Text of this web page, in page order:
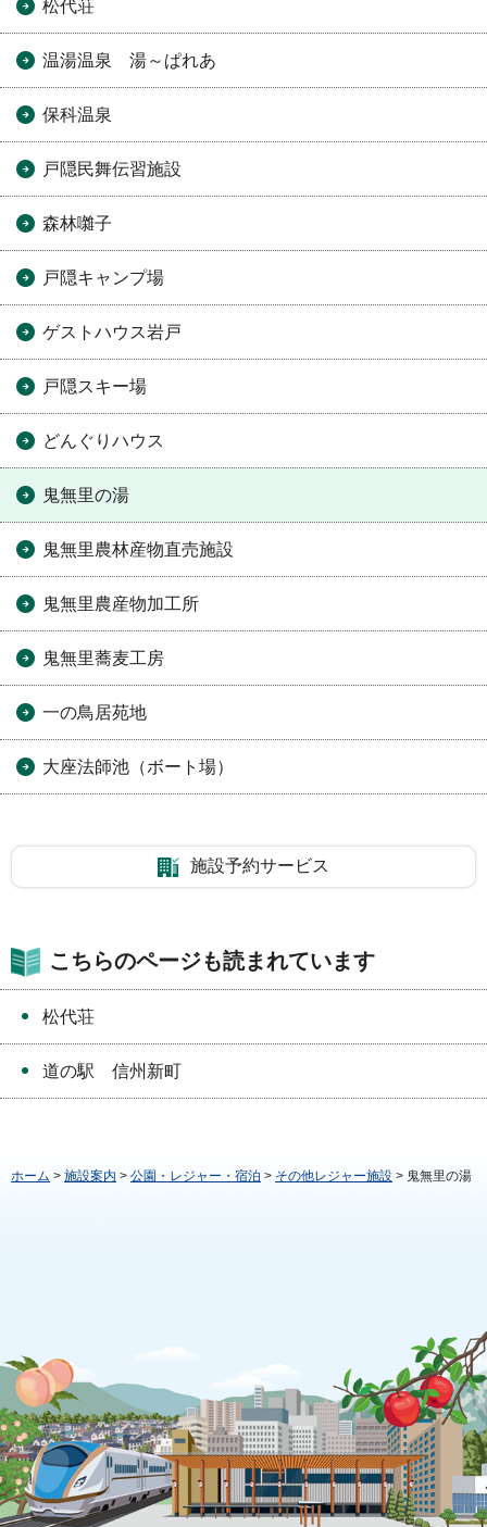
松代荘
温湯温泉 湯～ぱれあ
保科温泉
戸隠民舞伝習施設
森林囃子
戸隠キャンプ場
ゲストハウス岩戸
戸隠スキー場
どんぐりハウス
鬼無里の湯
鬼無里農林産物直売施設
鬼無里農産物加工所
鬼無里蕎麦工房
一の鳥居苑地
大座法師池（ボート場）
施設予約サービス
こちらのページも読まれています
松代荘
道の駅 信州新町
ホーム > 施設案内 > 公園・レジャー・宿泊 > その他レジャー施設 > 鬼無里の湯